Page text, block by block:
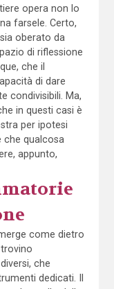
opera non lo
farsele. Certo,
oberato da
di riflessione
che il
di dare
condivisibili. Ma,
in questi casi è
per ipotesi
che qualcosa
appunto,
come dietro
che
dedicati. Il